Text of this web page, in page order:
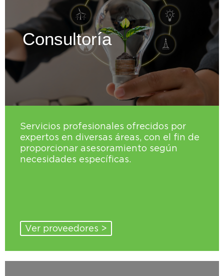
Consultoría
Servicios profesionales ofrecidos por
expertos en diversas áreas, con el fin de
proporcionar asesoramiento según
necesidades específicas.
Ver proveedores >